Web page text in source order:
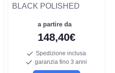
BLACK POLISHED
a partire da
148,40€
Spedizione inclusa
garanzia fino 3 anni